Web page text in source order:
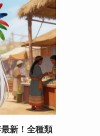
新！全種類